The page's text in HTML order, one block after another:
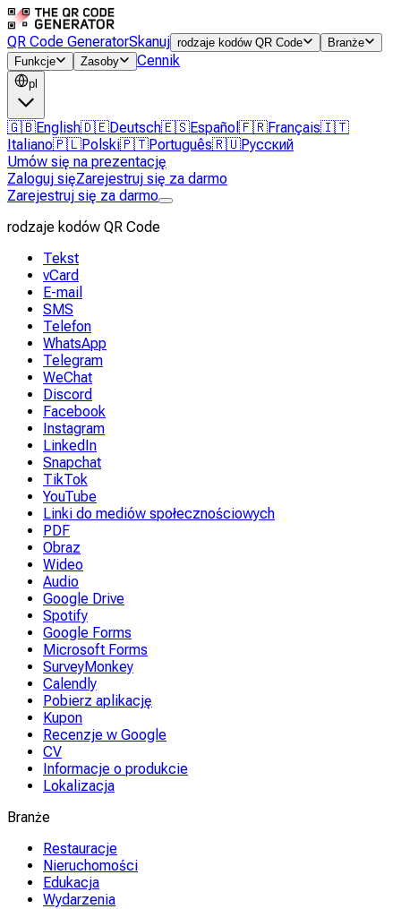
QR Code GeneratorSkanuj rodzaje kodów QR Code
Branże
Funkcje
Zasoby Cennik
pl
🇬🇧English🇩🇪Deutsch🇪🇸Español 🇫🇷Français🇮🇹
Italiano🇵🇱Polski🇵🇹Português🇷🇺Русский
Umów się na prezentację
Zaloguj sięZarejestruj się za darmo
Zarejestruj się za darmo
rodzaje kodów QR Code
Tekst
vCard
E-mail
SMS
Telefon
WhatsApp
Telegram
WeChat
Discord
Facebook
Instagram
LinkedIn
Snapchat
TikTok
YouTube
Linki do mediów społecznościowych
PDF
Obraz
Wideo
Audio
Google Drive
Spotify
Google Forms
Microsoft Forms
SurveyMonkey
Calendly
Pobierz aplikację
Kupon
Recenzje w Google
CV
Informacje o produkcie
Lokalizacja
Branże
Restauracje
Nieruchomości
Edukacja
Wydarzenia